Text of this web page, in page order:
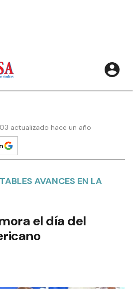
actualizado hace un año
AVANCES EN LA
el día del